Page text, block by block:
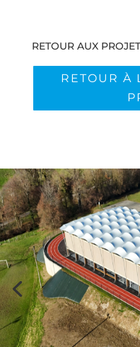
RETOUR AUX
RETOUR À